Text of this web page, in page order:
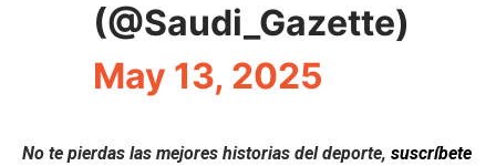
(@Saudi_Gazette)
May 13, 2025
No te pierdas las mejores historias del deporte, suscríbete